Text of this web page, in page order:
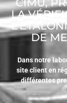
LA
DE
Dans notre
site client en
différentes